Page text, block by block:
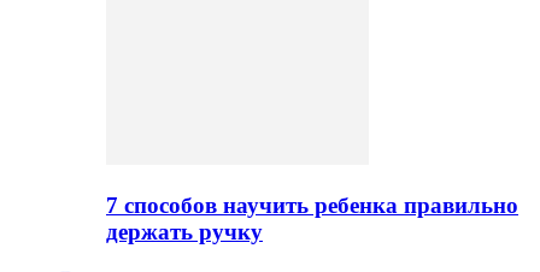
7 способов научить ребенка правильно
держать ручку